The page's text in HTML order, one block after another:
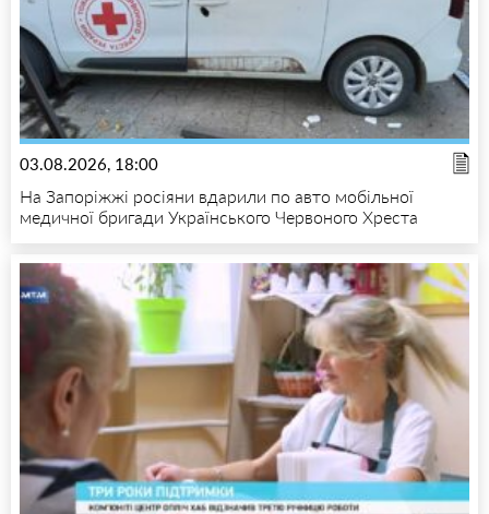
03.08.2026, 18:00
На Запоріжжі росіяни вдарили по авто мобільної
медичної бригади Українського Червоного Хреста